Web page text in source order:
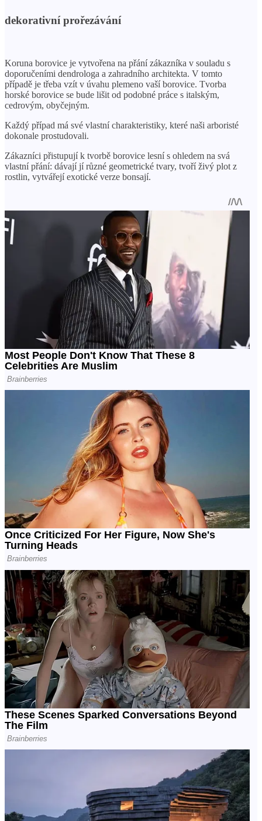
dekorativní prořezávání
Koruna borovice je vytvořena na přání zákazníka v souladu s
doporučeními dendrologa a zahradního architekta. V tomto
případě je třeba vzít v úvahu plemeno vaší borovice. Tvorba
horské borovice se bude lišit od podobné práce s italským,
cedrovým, obyčejným.
Každý případ má své vlastní charakteristiky, které naši arboristé
dokonale prostudovali.
Zákazníci přistupují k tvorbě borovice lesní s ohledem na svá
vlastní přání: dávají jí různé geometrické tvary, tvoří živý plot z
rostlin, vytvářejí exotické verze bonsají.